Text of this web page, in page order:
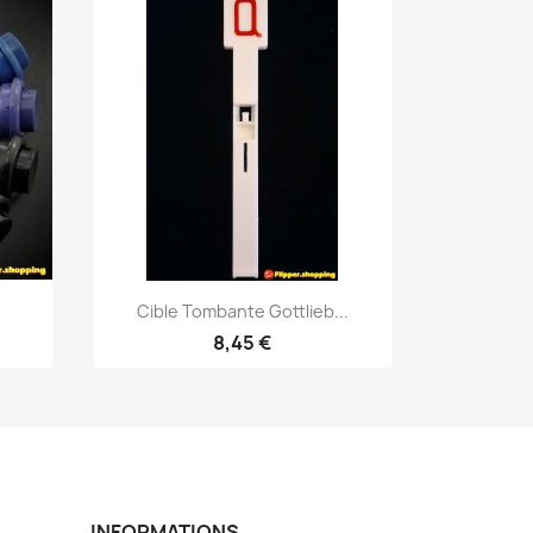
Aperçu rapide
Cible Tombante Gottlieb...
8,45 €